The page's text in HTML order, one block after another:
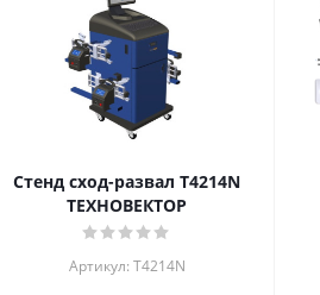
Стенд сход-развал Т4214N
ТЕХНОВЕКТОР
Артикул: T4214N